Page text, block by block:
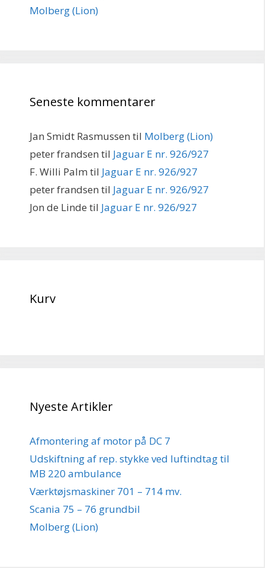
Molberg (Lion)
Seneste kommentarer
Jan Smidt Rasmussen til Molberg (Lion)
peter frandsen til Jaguar E nr. 926/927
F. Willi Palm til Jaguar E nr. 926/927
peter frandsen til Jaguar E nr. 926/927
Jon de Linde til Jaguar E nr. 926/927
Kurv
Nyeste Artikler
Afmontering af motor på DC 7
Udskiftning af rep. stykke ved luftindtag til
MB 220 ambulance
Værktøjsmaskiner 701 – 714 mv.
Scania 75 – 76 grundbil
Molberg (Lion)